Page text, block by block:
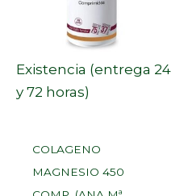
Existencia (entrega 24
y 72 horas)
COLAGENO
MAGNESIO 450